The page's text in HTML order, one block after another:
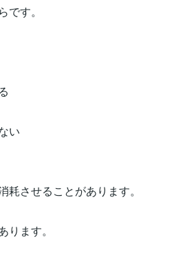
す。
い
させることがあります。
ります。